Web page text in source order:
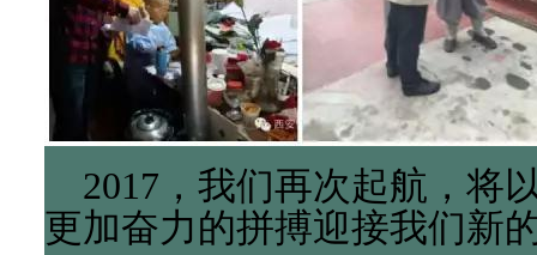
2017，我们再次起航，将
更加奋力的拼搏迎接我们新